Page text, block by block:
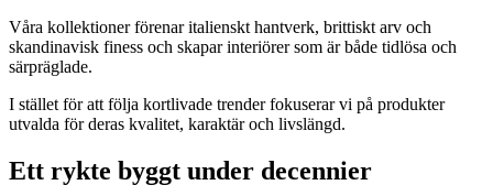
Våra kollektioner förenar italienskt hantverk, brittiskt arv och
skandinavisk finess och skapar interiörer som är både tidlösa och
särpräglade.
I stället för att följa kortlivade trender fokuserar vi på produkter
utvalda för deras kvalitet, karaktär och livslängd.
Ett rykte byggt under decennier